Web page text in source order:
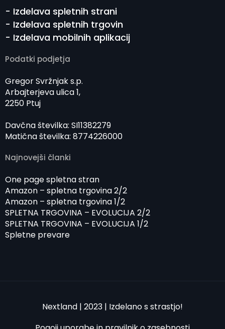
- Izdelava spletnih strani
- Izdelava spletnih trgovin
- Izdelava mobilnih aplikacij
Podatki podjetja
Gregor Svržnjak s.p.
Arbajterjeva ulica 1,
2250 Ptuj
Davčna številka: SI11382279
Matična številka: 8774226000
Najnovejši članki
One page spletna stran
Amazon – spletna trgovina 2/2
Amazon – spletna trgovina 1/2
SPLETNA TRGOVINA – EVOLUCIJA 2/2
SPLETNA TRGOVINA – EVOLUCIJA 1/2
Spletne prevare
Nextland | 2023 | Izdelano s strastjo!